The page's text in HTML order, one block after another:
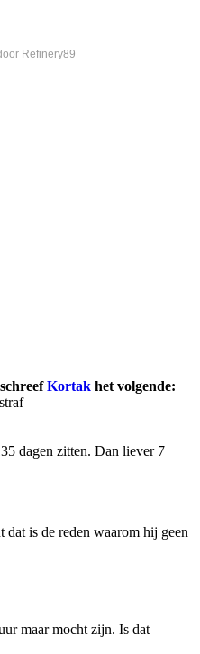
Refinery89
schreefKortak het volgende:
dagen zitten. Dan liever 7
dat is de reden waarom hij geen
maar mocht zijn. Is dat